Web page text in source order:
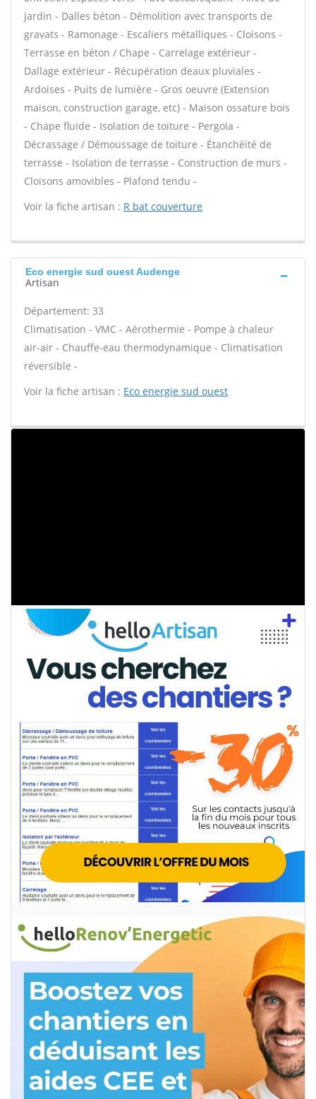
jardin - Dalles béton - Démolition avec transports de
gravats - Ramonage - Escaliers métalliques - Cloisons -
Terrasse en béton / Chape - Carrelage extérieur -
Dallage extérieur - Récupération deaux pluviales -
Ardoises - Puits de lumière - Gros oeuvre (Extension
maison, construction garage, etc) - Maison ossature bois
- Chape fluide - Isolation de toiture - Pergola -
Décrassage / Démoussage de toiture - Étanchéité de
terrasse - Isolation de terrasse - Construction de murs -
Cloisons amovibles - Plafond tendu -
Voir la fiche artisan : R bat couverture
Eco energie sud ouest Audenge
Artisan
Département: 33
Climatisation - VMC - Aérothermie - Pompe à chaleur
air-air - Chauffe-eau thermodynamique - Climatisation
réversible -
Voir la fiche artisan : Eco energie sud ouest